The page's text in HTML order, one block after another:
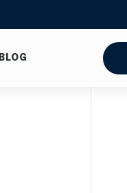
BLOG